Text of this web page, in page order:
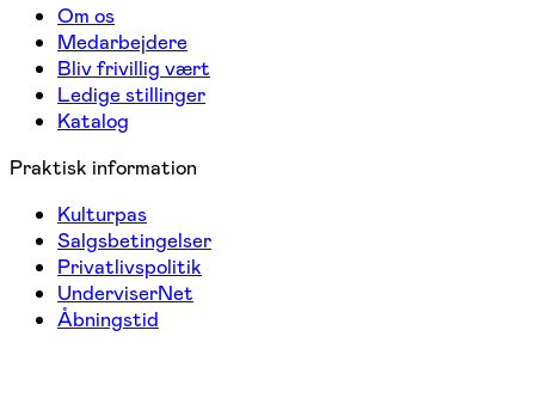
Om os
Medarbejdere
Bliv frivillig vært
Ledige stillinger
Katalog
Praktisk information
Kulturpas
Salgsbetingelser
Privatlivspolitik
UnderviserNet
Åbningstid